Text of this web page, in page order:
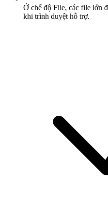
Ở chế độ File, các file lớn
khi trình duyệt hỗ trợ.